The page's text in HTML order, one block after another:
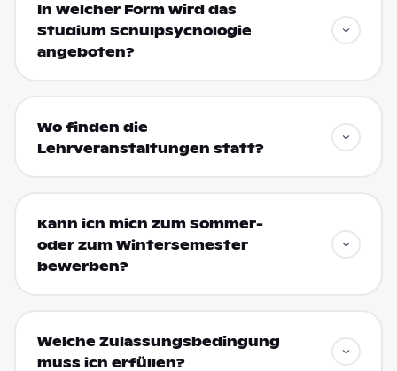
In welcher Form wird das
Studium Schulpsychologie
angeboten?
Wo finden die
Lehrveranstaltungen statt?
Kann ich mich zum Sommer-
oder zum Wintersemester
bewerben?
Welche Zulassungsbedingung
muss ich erfüllen?